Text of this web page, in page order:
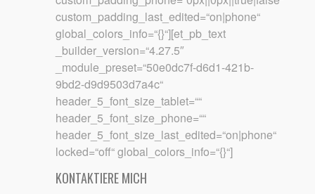
custom_padding_last_edited=“on|phone“
global_colors_info=“{}“][et_pb_text
_builder_version=“4.27.5″
_module_preset=“50e0dc7f-d6d1-421b-
9bd2-d9d9503d7a4c“
header_5_font_size_tablet=““
header_5_font_size_phone=““
header_5_font_size_last_edited=“on|phone“
locked=“off“ global_colors_info=“{}“]
KONTAKTIERE MICH